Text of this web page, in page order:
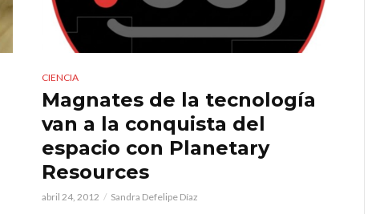
CIENCIA
Magnates de la tecnología
van a la conquista del
espacio con Planetary
Resources
abril 24, 2012 Sandra Defelipe Díaz